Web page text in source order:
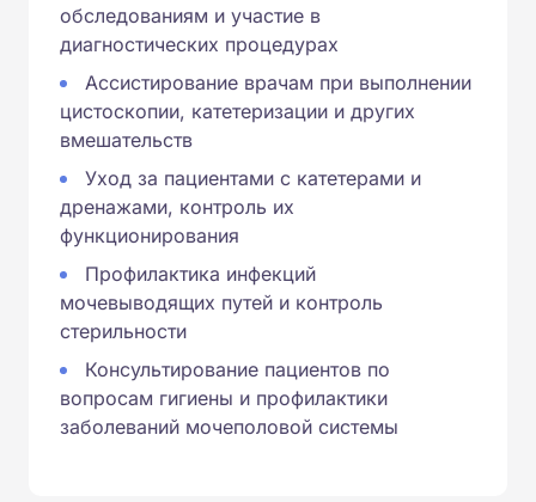
обследованиям и участие в
диагностических процедурах
Ассистирование врачам при выполнении
цистоскопии, катетеризации и других
вмешательств
Уход за пациентами с катетерами и
дренажами, контроль их
функционирования
Профилактика инфекций
мочевыводящих путей и контроль
стерильности
Консультирование пациентов по
вопросам гигиены и профилактики
заболеваний мочеполовой системы